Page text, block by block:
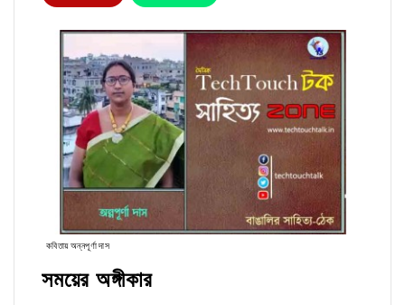
কবিতায় অন্নপূর্ণা দাস
সময়ের অঙ্গীকার